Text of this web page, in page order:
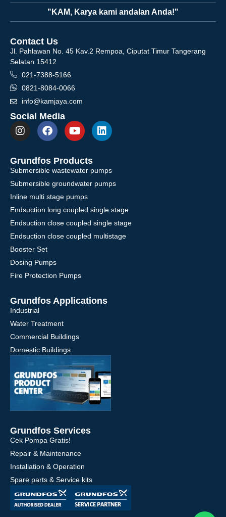
"KAM, Karya kami andalan Anda!"
Contact Us
Jl. Pahlawan No. 45 Kav.2 Rempoa, Ciputat Timur Tangerang
Selatan 15412
021-7388-5166
0821-8084-0066
info@kamjaya.com
Social Media
Grundfos Products
Submersible wastewater pumps
Submersible groundwater pumps
Inline multi stage pumps
Endsuction long coupled single stage
Endsuction close coupled single stage
Endsuction close coupled multistage
Booster Set
Dosing Pumps
Fire Protection Pumps
Grundfos Applications
Industrial
Water Treatment
Commercial Buildings
Domestic Buildings
Grundfos Services
Cek Pompa Gratis!
Repair & Maintenance
Installation & Operation
Spare parts & Service kits